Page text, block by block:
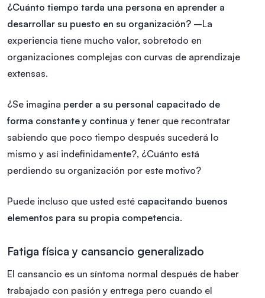
¿Cuánto tiempo tarda una persona en aprender a
desarrollar su puesto en su organización? –La
experiencia tiene mucho valor, sobretodo en
organizaciones complejas con curvas de aprendizaje
extensas.
¿Se imagina perder a su personal capacitado de
forma constante y continua y tener que recontratar
sabiendo que poco tiempo después sucederá lo
mismo y así indefinidamente?, ¿Cuánto está
perdiendo su organización por este motivo?
Puede incluso que usted esté capacitando buenos
elementos para su propia competencia.
Fatiga física y cansancio generalizado
El cansancio es un síntoma normal después de haber
trabajado con pasión y entrega pero cuando el